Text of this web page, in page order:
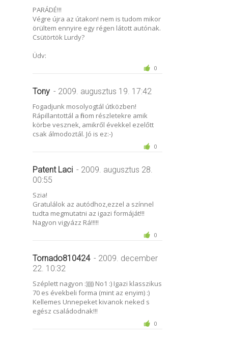
PARÁDÉ!!!
Végre újra az útakon! nem is tudom mikor
örültem ennyire egy régen látott autónak.
Csütörtök Lurdy?
Üdv:
0
Tony - 2009. augusztus 19. 17:42
Fogadjunk mosolyogtál útközben!
Rápillantottál a finom részletekre amik
körbe vesznek, amikről évekkel ezelőtt
csak álmodoztál. Jó is ez:-)
0
Patent Laci - 2009. augusztus 28.
00:55
Szia!
Gratulálok az autódhoz,ezzel a színnel
tudta megmutatni az igazi formáját!!!
Nagyon vigyázz Rá!!!!!
0
Tornado810424 - 2009. december
22. 10:32
Széplett nagyon :))))) No1 :) Igazi klasszikus
70 es évekbeli forma (mint az enyim) :)
Kellemes Unnepeket kivanok neked s
egész családodnak!!!
0